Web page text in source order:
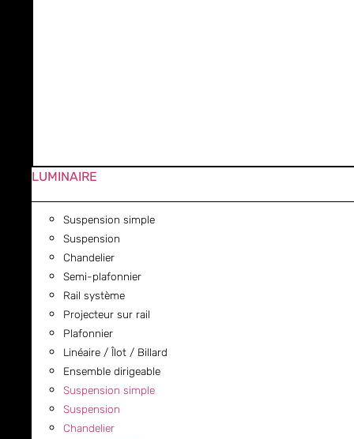
LUMINAIRE
Suspension simple
Suspension
Chandelier
Semi-plafonnier
Rail système
Projecteur sur rail
Plafonnier
Linéaire / Îlot / Billard
Ensemble dirigeable
Suspension simple
Suspension
Chandelier